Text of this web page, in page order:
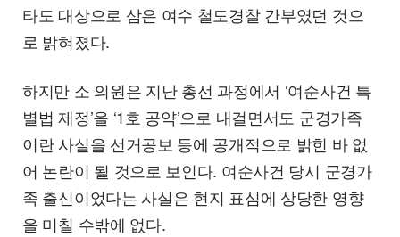
타도 대상으로 삼은 여수 철도경찰 간부였던 것으
로 밝혀졌다.
하지만 소 의원은 지난 총선 과정에서 ‘여순사건 특
별법 제정’을 ‘1호 공약’으로 내걸면서도 군경가족
이란 사실을 선거공보 등에 공개적으로 밝힌 바 없
어 논란이 될 것으로 보인다. 여순사건 당시 군경가
족 출신이었다는 사실은 현지 표심에 상당한 영향
을 미칠 수밖에 없다.